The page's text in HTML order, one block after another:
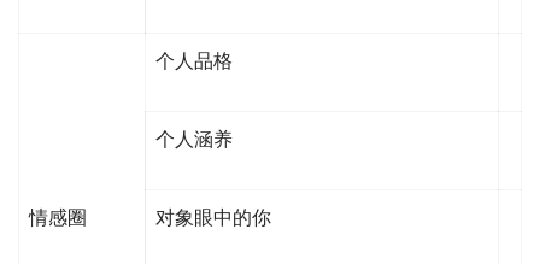
情感圈
个人品格
个人涵养
对象眼中的你